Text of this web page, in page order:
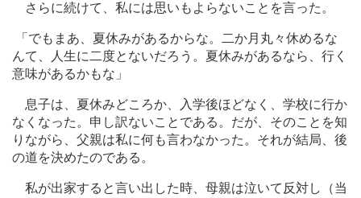
さらに続けて、私には思いもよらないことを言った。
「でもまあ、夏休みがあるからな。二か月丸々休めるな
んて、人生に二度とないだろう。夏休みがあるなら、行く
意味があるかもな」
息子は、夏休みどころか、入学後ほどなく、学校に行か
なくなった。申し訳ないことである。だが、そのことを知
りながら、父親は私に何も言わなかった。それが結局、後
の道を決めたのである。
私が出家すると言い出した時、母親は泣いて反対し（当